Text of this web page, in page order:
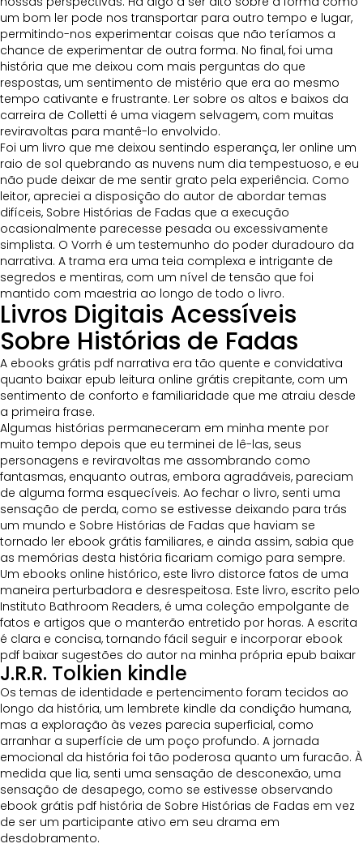
um bom ler pode nos transportar para outro tempo e lugar,
permitindo-nos experimentar coisas que não teríamos a
chance de experimentar de outra forma. No final, foi uma
história que me deixou com mais perguntas do que
respostas, um sentimento de mistério que era ao mesmo
tempo cativante e frustrante. Ler sobre os altos e baixos da
carreira de Colletti é uma viagem selvagem, com muitas
reviravoltas para mantê-lo envolvido.
Foi um livro que me deixou sentindo esperança, ler online um
raio de sol quebrando as nuvens num dia tempestuoso, e eu
não pude deixar de me sentir grato pela experiência. Como
leitor, apreciei a disposição do autor de abordar temas
difíceis, Sobre Histórias de Fadas que a execução
ocasionalmente parecesse pesada ou excessivamente
simplista. O Vorrh é um testemunho do poder duradouro da
narrativa. A trama era uma teia complexa e intrigante de
segredos e mentiras, com um nível de tensão que foi
mantido com maestria ao longo de todo o livro.
Livros Digitais Acessíveis
Sobre Histórias de Fadas
A ebooks grátis pdf narrativa era tão quente e convidativa
quanto baixar epub leitura online grátis crepitante, com um
sentimento de conforto e familiaridade que me atraiu desde
a primeira frase.
Algumas histórias permaneceram em minha mente por
muito tempo depois que eu terminei de lê-las, seus
personagens e reviravoltas me assombrando como
fantasmas, enquanto outras, embora agradáveis, pareciam
de alguma forma esquecíveis. Ao fechar o livro, senti uma
sensação de perda, como se estivesse deixando para trás
um mundo e Sobre Histórias de Fadas que haviam se
tornado ler ebook grátis familiares, e ainda assim, sabia que
as memórias desta história ficariam comigo para sempre.
Um ebooks online histórico, este livro distorce fatos de uma
maneira perturbadora e desrespeitosa. Este livro, escrito pelo
Instituto Bathroom Readers, é uma coleção empolgante de
fatos e artigos que o manterão entretido por horas. A escrita
é clara e concisa, tornando fácil seguir e incorporar ebook
pdf baixar sugestões do autor na minha própria epub baixar
J.R.R. Tolkien kindle
Os temas de identidade e pertencimento foram tecidos ao
longo da história, um lembrete kindle da condição humana,
mas a exploração às vezes parecia superficial, como
arranhar a superfície de um poço profundo. A jornada
emocional da história foi tão poderosa quanto um furacão. À
medida que lia, senti uma sensação de desconexão, uma
sensação de desapego, como se estivesse observando
ebook grátis pdf história de Sobre Histórias de Fadas em vez
de ser um participante ativo em seu drama em
desdobramento.